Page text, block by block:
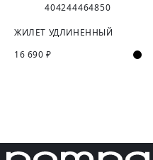
404244464850
ЖИЛЕТ УДЛИНЕННЫЙ
16 690 ₽